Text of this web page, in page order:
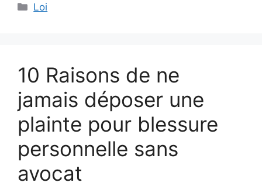
Categories
Loi
10 Raisons de ne
jamais déposer une
plainte pour blessure
personnelle sans
avocat